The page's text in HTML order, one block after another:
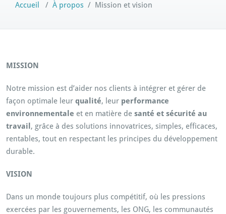
Accueil / À propos / Mission et vision
MISSION
Notre mission est d’aider nos clients à intégrer et gérer de
façon optimale leur qualité, leur performance
environnementale et en matière de santé et sécurité au
travail , grâce à des solutions innovatrices, simples, efficaces,
rentables, tout en respectant les principes du développement
durable.
VISION
Dans un monde toujours plus compétitif, où les pressions
exercées par les gouvernements, les ONG, les communautés